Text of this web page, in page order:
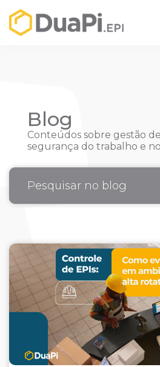
Blog
Conteúdos sobre gestão
segurança do trabalho e